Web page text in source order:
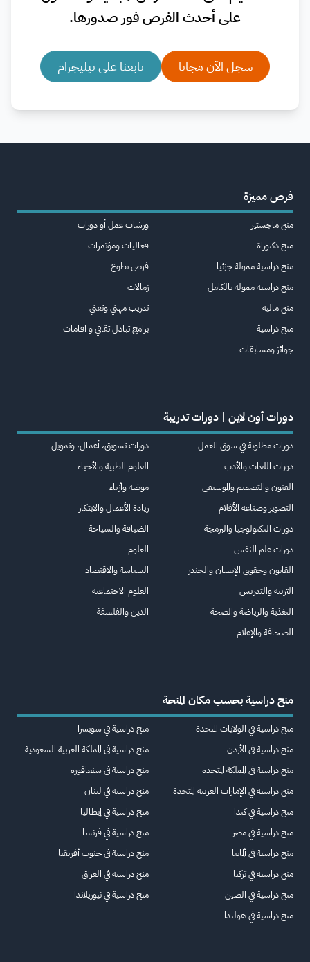
على أحدث الفرص فور صدورها.
سجل الآن مجانا تابعنا على تيليجرام
فرص مميزة
منح ماجستير
منح دكتوراة
منح دراسية ممولة جزئيا
منح دراسية ممولة بالكامل
منح مالية
منح دراسية
جوائز ومسابقات
ورشات عمل أو دورات
فعاليات ومؤتمرات
فرص تطوع
زمالات
تدريب مهني وتقني
برامج تبادل ثقافي و اقامات
دورات أون لاين | دورات تدريبة
دورات مطلوبة في سوق العمل
دورات اللغات والأدب
الفنون والتصميم والموسيقى
التصوير وصناعة الأفلام
دورات التكنولوجيا والبرمجة
دورات علم النفس
القانون وحقوق الإنسان والجندر
التربية والتدريس
التغذية والرياضة والصحة
الصحافة والإعلام
دورات تسويق، أعمال، وتمويل
العلوم الطبية والأحياء
موضة وأزياء
ريادة الأعمال والابتكار
الضيافة والسياحة
العلوم
السياسة والاقتصاد
العلوم الاجتماعية
الدين والفلسفة
منح دراسية بحسب مكان المنحة
منح دراسية في الولايات المتحدة
منح دراسية في الأردن
منح دراسية في المملكة المتحدة
منح دراسية في الإمارات العربية المتحدة
منح دراسية في كندا
منح دراسية في مصر
منح دراسية في ألمانيا
منح دراسية في تركيا
منح دراسية في الصين
منح دراسية في هولندا
منح دراسية في سويسرا
منح دراسية في المملكة العربية السعودية
منح دراسية في سنغافورة
منح دراسية في لبنان
منح دراسية في إيطاليا
منح دراسية في فرنسا
منح دراسية في جنوب أفريقيا
منح دراسية في العراق
منح دراسية في نيوزيلاندا